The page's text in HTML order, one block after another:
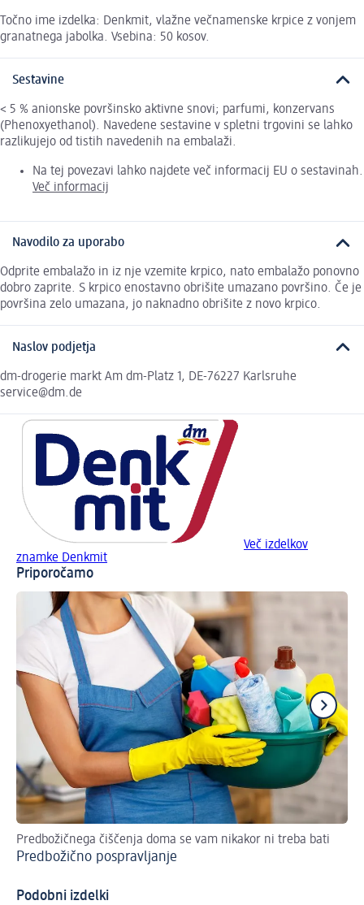
Točno ime izdelka: Denkmit, vlažne večnamenske krpice z vonjem
granatnega jabolka. Vsebina: 50 kosov.
Sestavine
< 5 % anionske površinsko aktivne snovi; parfumi, konzervans
(Phenoxyethanol). Navedene sestavine v spletni trgovini se lahko
razlikujejo od tistih navedenih na embalaži.
Na tej povezavi lahko najdete več informacij EU o sestavinah.
Več informacij
Navodilo za uporabo
Odprite embalažo in iz nje vzemite krpico, nato embalažo ponovno
dobro zaprite. S krpico enostavno obrišite umazano površino. Če je
površina zelo umazana, jo naknadno obrišite z novo krpico.
Naslov podjetja
dm-drogerie markt Am dm-Platz 1, DE-76227 Karlsruhe
service@dm.de
Več izdelkov
znamke Denkmit
Priporočamo
Predbožičnega čiščenja doma se vam nikakor ni treba bati
Predbožično pospravljanje
Podobni izdelki